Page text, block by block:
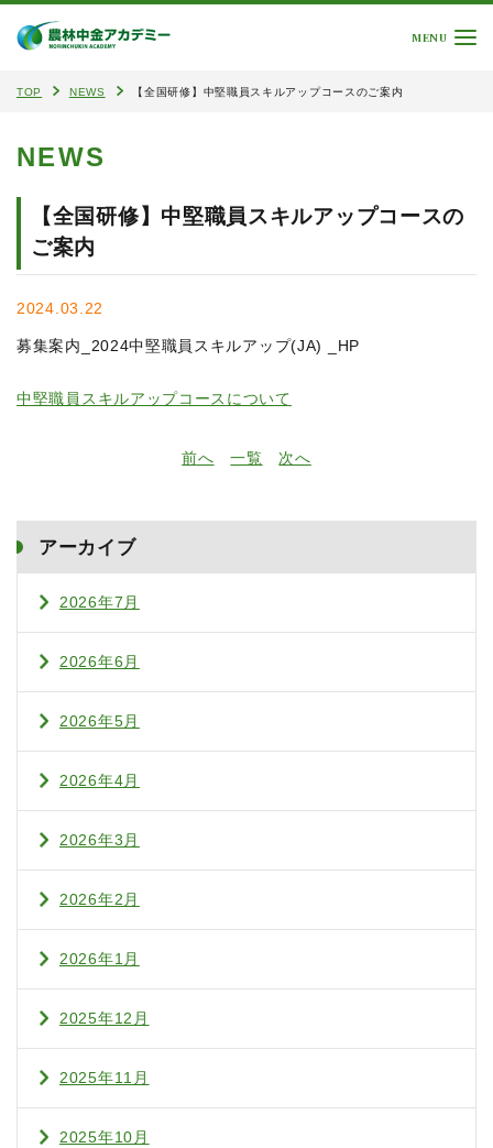
MENU
TOP NEWS 【全国研修】中堅職員スキルアップコースのご案内
NEWS
【全国研修】中堅職員スキルアップコースの
ご案内
2024.03.22
募集案内_2024中堅職員スキルアップ(JA) _HP
中堅職員スキルアップコースについて
前へ 一覧 次へ
アーカイブ
2026年7月
2026年6月
2026年5月
2026年4月
2026年3月
2026年2月
2026年1月
2025年12月
2025年11月
2025年10月